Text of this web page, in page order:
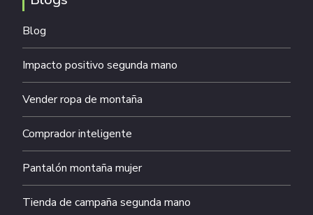
Blog
Impacto positivo segunda mano
Vender ropa de montaña
Comprador inteligente
Pantalón montaña mujer
Tienda de campaña segunda mano